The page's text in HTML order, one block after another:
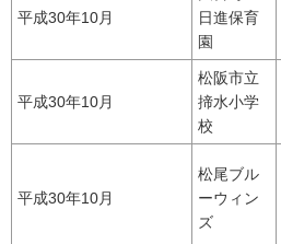
平成30年10月
日進保育
園
平成30年10月
松阪市立
揥水小学
校
平成30年10月
松尾ブル
ーウィン
ズ